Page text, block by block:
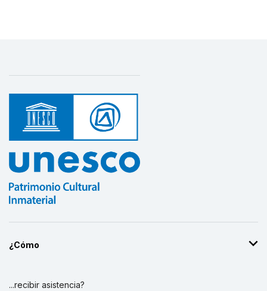
¿Cómo
...recibir asistencia?